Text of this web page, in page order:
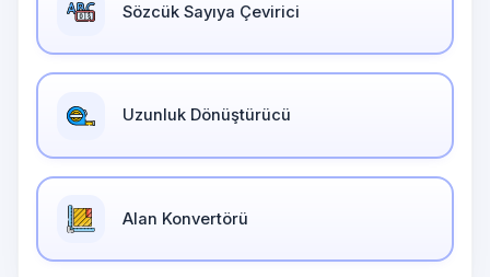
Sözcük Sayıya Çevirici
Uzunluk Dönüştürücü
Alan Konvertörü